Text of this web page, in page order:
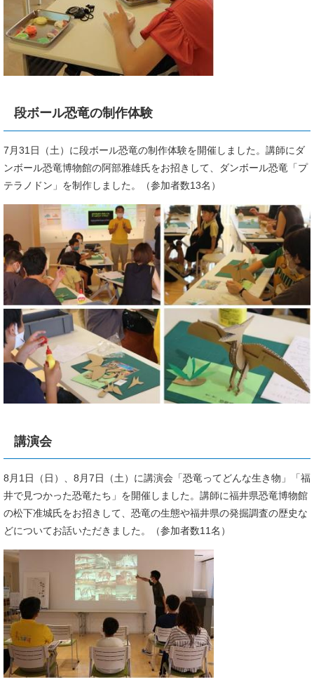
段ボール恐竜の制作体験
7月31日（土）に段ボール恐竜の制作体験を開催しました。講師にダ
ンボール恐竜博物館の阿部雅雄氏をお招きして、ダンボール恐竜「プ
テラノドン」を制作しました。（参加者数13名）
講演会
8月1日（日）、8月7日（土）に講演会「恐竜ってどんな生き物」「福
井で見つかった恐竜たち」を開催しました。講師に福井県恐竜博物館
の松下准城氏をお招きして、恐竜の生態や福井県の発掘調査の歴史な
どについてお話いただきました。（参加者数11名）